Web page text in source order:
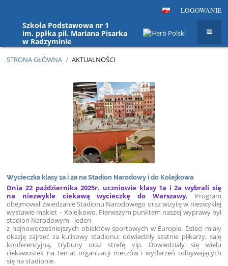
LOGOWANIE
Szkoła Podstawowa nr 1
im. ppłka pil. Mariana Pisarka
w Radzyminie
STRONA GŁÓWNA / AKTUALNOŚCI
Wycieczka klasy 1a i 2a na Stadion Narodowy i do Kolejkowa
Dnia 22 października 2025r. uczniowie klasy 1a i 2a wybrali się
na niezwykle ciekawą wycieczkę do Warszawy. Program
obejmował zwiedzanie Stadionu Narodowego oraz wizytę w niezwykłej
wystawie makiet – Kolejkowo. Pierwszym punktem naszej wyprawy był
stadion Narodowym - jeden
z najnowocześniejszych obiektów sportowych w Europie. Dzieci miały
okazję zajrzeć za kulisowy stadionu: odwiedziły szatnie piłkarzy, salę
konferencyjną, trybuny oraz strefę vip. Dowiedziały się wielu
ciekawostek na temat organizacji meczów i wydarzeń odbywających
się na stadionie.